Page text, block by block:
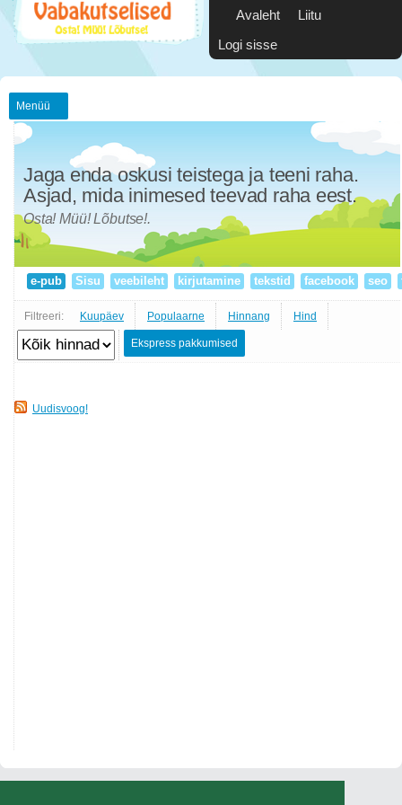
Avaleht
Liitu
Logi sisse
Menüü
Jaga enda oskusi teistega ja teeni raha.
Asjad, mida inimesed teevad raha eest.
Osta! Müü! Lõbutse!.
e-pub Sisu veebileht kirjutamine tekstid facebook seo
Filtreeri: Kuupäev Populaarne Hinnang Hind
Ekspress pakkumised
Uudisvoog!